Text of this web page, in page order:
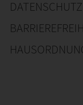
DATENSCHUTZ